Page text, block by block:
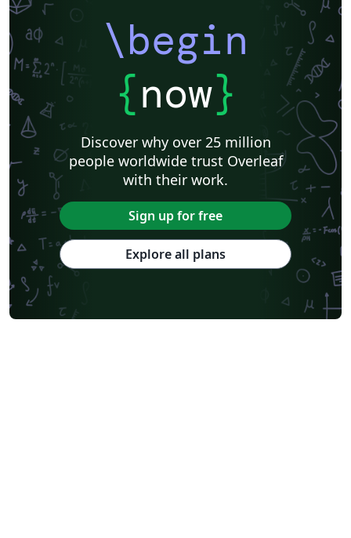
\begin
{now}
Discover why over 25 million
people worldwide trust Overleaf
with their work.
Sign up for free
Explore all plans